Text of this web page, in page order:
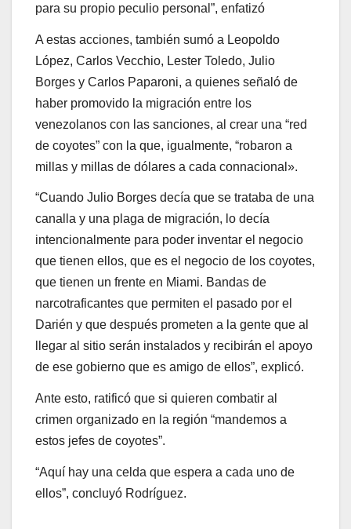
para su propio peculio personal”, enfatizó
A estas acciones, también sumó a Leopoldo
López, Carlos Vecchio, Lester Toledo, Julio
Borges y Carlos Paparoni, a quienes señaló de
haber promovido la migración entre los
venezolanos con las sanciones, al crear una “red
de coyotes” con la que, igualmente, “robaron a
millas y millas de dólares a cada connacional».
“Cuando Julio Borges decía que se trataba de una
canalla y una plaga de migración, lo decía
intencionalmente para poder inventar el negocio
que tienen ellos, que es el negocio de los coyotes,
que tienen un frente en Miami. Bandas de
narcotraficantes que permiten el pasado por el
Darién y que después prometen a la gente que al
llegar al sitio serán instalados y recibirán el apoyo
de ese gobierno que es amigo de ellos”, explicó.
Ante esto, ratificó que si quieren combatir al
crimen organizado en la región “mandemos a
estos jefes de coyotes”.
“Aquí hay una celda que espera a cada uno de
ellos”, concluyó Rodríguez.